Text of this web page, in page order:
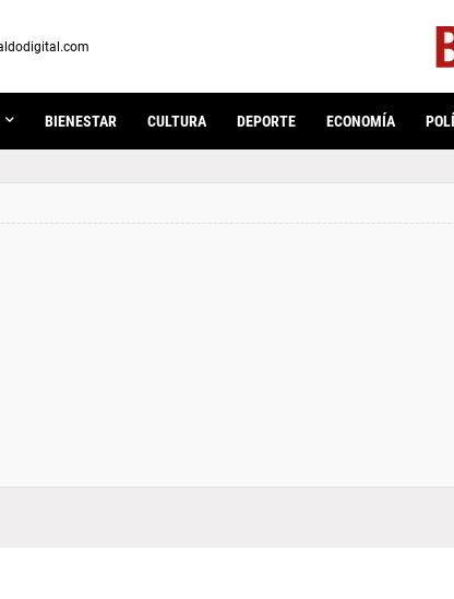
BIENESTAR CULTURA DEPORTE ECONOMÍA